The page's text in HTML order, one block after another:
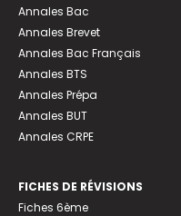
Annales Bac
Annales Brevet
Annales Bac Français
Annales BTS
Annales Prépa
Annales BUT
Annales CRPE
FICHES DE RÉVISIONS
Fiches 6ème